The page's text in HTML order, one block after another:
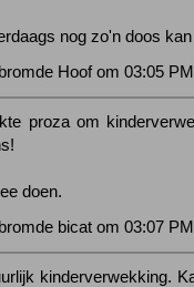
nog zo'n doos
bromde Hoof om 03:05
proza om
doen.
bromde bicat om 03:07
kinderverwekking.